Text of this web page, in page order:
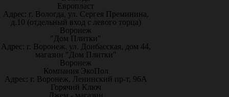
Европласт
Адрес: г. Вологда, ул. Сергея Преминина,
д.10 (отдельный вход с левого торца)
Воронеж
"Дом Плитки"
Адрес: г. Воронеж. ул. Донбасская, дом 44,
магазин "Дом Плитки"
Воронеж
Компания ЭкоПол
Адрес: г. Воронеж, Ленинский пр-т, 96А
Горячий Ключ
Джем - магазин